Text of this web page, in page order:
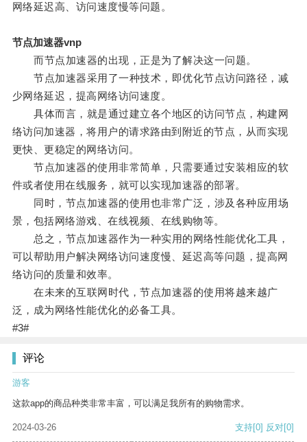
网络延迟高、访问速度慢等问题。
节点加速器vnp
而节点加速器的出现，正是为了解决这一问题。
节点加速器采用了一种技术，即优化节点访问路径，减
少网络延迟，提高网络访问速度。
具体而言，就是通过建立各个地区的访问节点，构建网
络访问加速器，将用户的请求路由到附近的节点，从而实现
更快、更稳定的网络访问。
节点加速器的使用非常简单，只需要通过安装相应的软
件或者使用在线服务，就可以实现加速器的部署。
同时，节点加速器的使用也非常广泛，涉及各种应用场
景，包括网络游戏、在线视频、在线购物等。
总之，节点加速器作为一种实用的网络性能优化工具，
可以帮助用户解决网络访问速度慢、延迟高等问题，提高网
络访问的质量和效率。
在未来的互联网时代，节点加速器的使用将越来越广
泛，成为网络性能优化的必备工具。
#3#
评论
游客
这款app的商品种类非常丰富，可以满足我所有的购物需求。
2024-03-26 支持[0] 反对[0]